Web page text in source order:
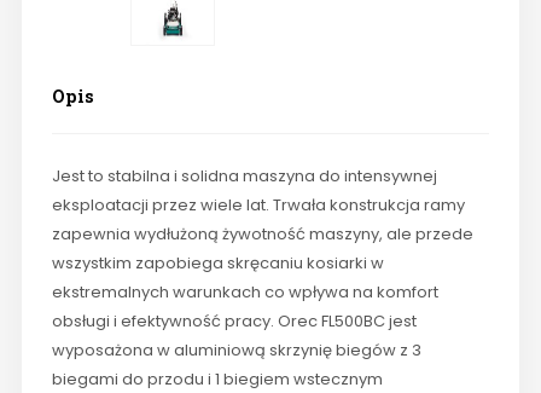
Opis
Jest to stabilna i solidna maszyna do intensywnej
eksploatacji przez wiele lat. Trwała konstrukcja ramy
zapewnia wydłużoną żywotność maszyny, ale przede
wszystkim zapobiega skręcaniu kosiarki w
ekstremalnych warunkach co wpływa na komfort
obsługi i efektywność pracy. Orec FL500BC jest
wyposażona w aluminiową skrzynię biegów z 3
biegami do przodu i 1 biegiem wstecznym